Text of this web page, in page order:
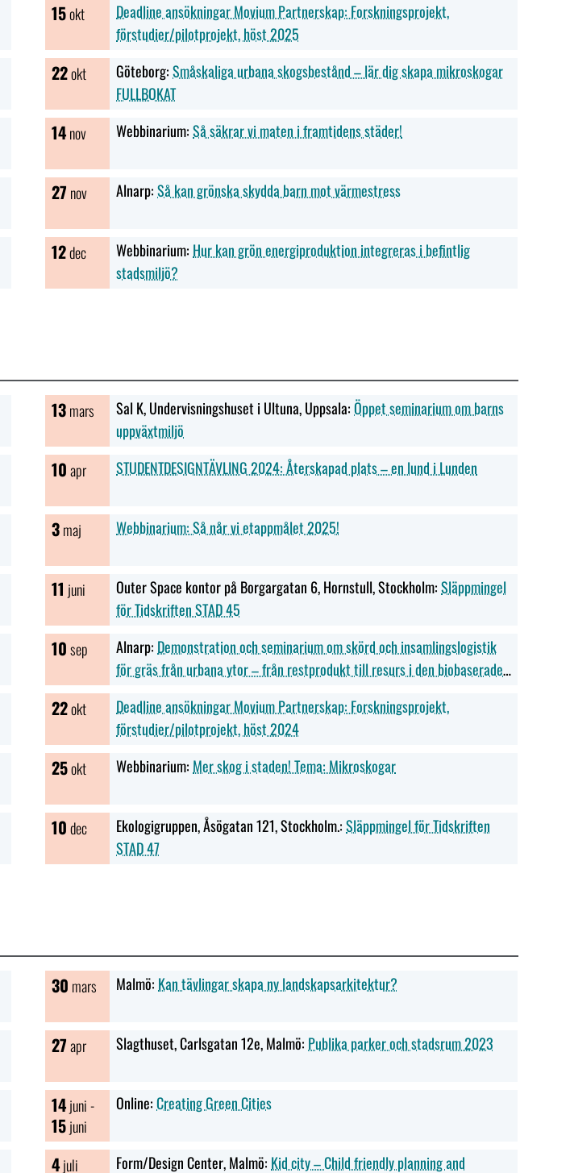
15okt
Deadline ansökningar Movium Partnerskap: Forskningsprojekt,
förstudier/pilotprojekt, höst 2025
22okt Göteborg:Småskaliga urbana skogsbestånd – lär dig skapa mikroskogar
FULLBOKAT
14nov Webbinarium:Så säkrar vi maten i framtidens städer!
27 nov Alnarp:Så kan grönska skydda barn mot värmestress
12dec Webbinarium: Hur kan grön energiproduktion integreras i befintlig
stadsmiljö?
13mars Sal K, Undervisningshuset i Ultuna, Uppsala:Öppet seminarium om barns
uppväxtmiljö
10apr STUDENTDESIGNTÄVLING 2024: Återskapad plats – en lund i Lunden
3maj Webbinarium: Så når vi etappmålet 2025!​
11 juni Outer Space kontor på Borgargatan 6, Hornstull, Stockholm:Släppmingel
för Tidskriften STAD 45
10sep Alnarp: Demonstration och seminarium om skörd och insamlingslogistik
för gräs från urbana ytor – från restprodukt till resurs i den biobaserade
22okt
Deadline ansökningar Movium Partnerskap: Forskningsprojekt,
förstudier/pilotprojekt, höst 2024
25okt Webbinarium: Mer skog i staden! Tema: Mikroskogar
10dec Ekologigruppen, Åsögatan 121, Stockholm.:Släppmingel för Tidskriften
STAD 47
30 mars Malmö: Kan tävlingar skapa ny landskapsarkitektur?
27apr Slagthuset, Carlsgatan 12e, Malmö: Publika parker och stadsrum 2023
14juni -
15juni
Online:Creating Green Cities
4juli Form/Design Center, Malmö: Kid city – Child friendly planning and